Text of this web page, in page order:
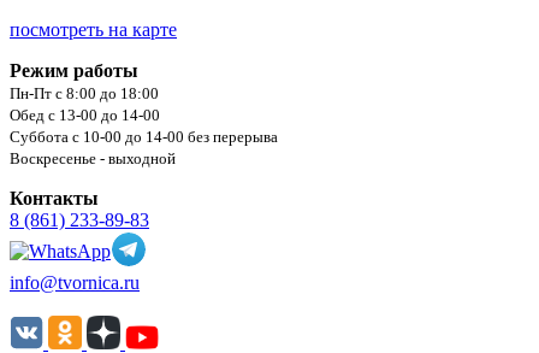
посмотреть на карте
Режим работы
Пн-Пт с 8:00 до 18:00
Обед с 13-00 до 14-00
Суббота с 10-00 до 14-00 без перерыва
Воскресенье - выходной
Контакты
8 (861) 233-89-83
info@tvornica.ru